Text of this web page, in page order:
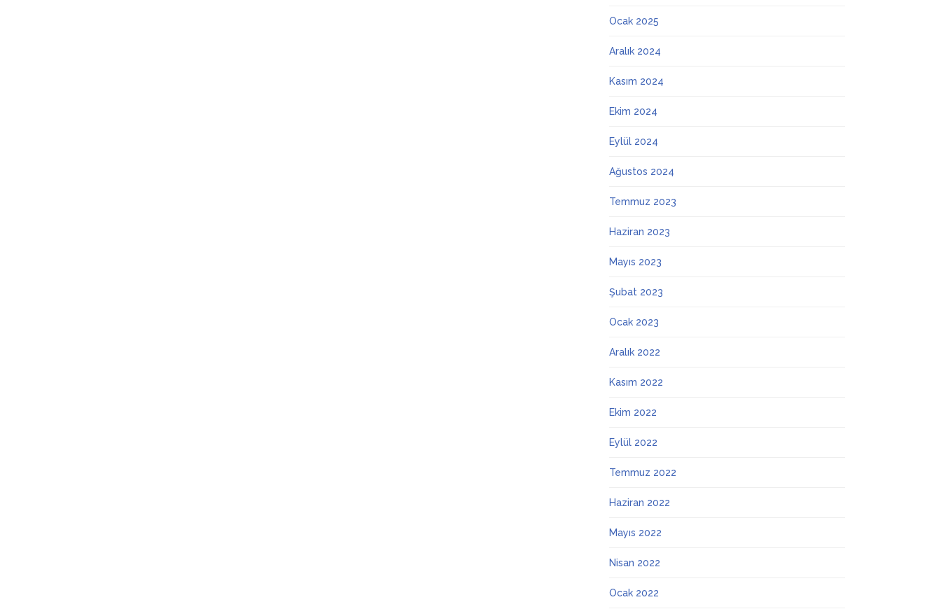
Ocak 2025
Aralık 2024
Kasım 2024
Ekim 2024
Eylül 2024
Ağustos 2024
Temmuz 2023
Haziran 2023
Mayıs 2023
Şubat 2023
Ocak 2023
Aralık 2022
Kasım 2022
Ekim 2022
Eylül 2022
Temmuz 2022
Haziran 2022
Mayıs 2022
Nisan 2022
Ocak 2022